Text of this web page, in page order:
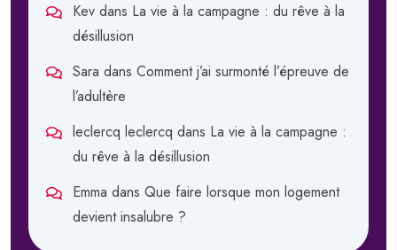
Kev dans La vie à la campagne : du rêve à la
désillusion
Sara dans Comment j’ai surmonté l’épreuve de
l’adultère
leclercq leclercq dans La vie à la campagne :
du rêve à la désillusion
Emma dans Que faire lorsque mon logement
devient insalubre ?